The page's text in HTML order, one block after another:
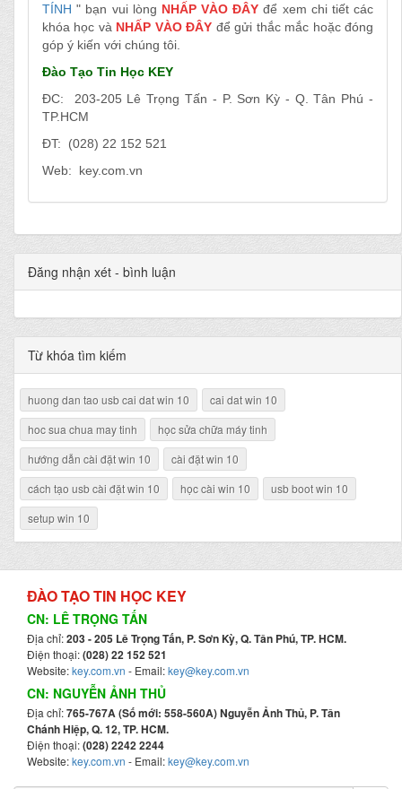
TÍNH " bạn vui lòng NHẤP VÀO ĐÂY để xem chi tiết các
khóa học và NHẤP VÀO ĐÂY để gửi thắc mắc hoặc đóng
góp ý kiến với chúng tôi.
Đào Tạo Tin Học KEY
ĐC: 203-205 Lê Trọng Tấn - P. Sơn Kỳ - Q. Tân Phú -
TP.HCM
ĐT: (028) 22 152 521
Web: key.com.vn
Đăng nhận xét - bình luận
Từ khóa tìm kiếm
huong dan tao usb cai dat win 10
cai dat win 10
hoc sua chua may tinh
học sửa chữa máy tinh
hướng dẫn cài đặt win 10
cài đặt win 10
cách tạo usb cài đặt win 10
học cài win 10
usb boot win 10
setup win 10
ĐÀO TẠO TIN HỌC KEY
CN: LÊ TRỌNG TẤN
Địa chỉ:203 - 205 Lê Trọng Tấn, P. Sơn Kỳ, Q. Tân Phú, TP. HCM.
Điện thoại:(028) 22 152 521
Website:key.com.vn - Email:key@key.com.vn
CN: NGUYỄN ẢNH THỦ
Địa chỉ:765-767A (Số mới: 558-560A) Nguyễn Ảnh Thủ, P. Tân
Chánh Hiệp, Q. 12, TP. HCM.
Điện thoại:(028) 2242 2244
Website:key.com.vn - Email:key@key.com.vn